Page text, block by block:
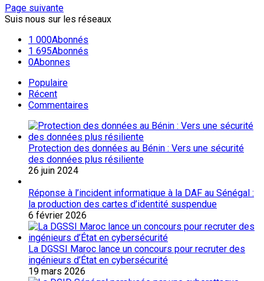
Page suivante
Suis nous sur les réseaux
1 000Abonnés
1 695Abonnés
0Abonnes
Populaire
Récent
Commentaires
Protection des données au Bénin : Vers une sécurité
des données plus résiliente
26 juin 2024
Réponse à l’incident informatique à la DAF au Sénégal :
la production des cartes d’identité suspendue
6 février 2026
La DGSSI Maroc lance un concours pour recruter des
ingénieurs d’État en cybersécurité
19 mars 2026